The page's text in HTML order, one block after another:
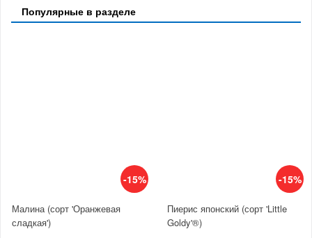
Популярные в разделе
-15%
Малина (сорт 'Оранжевая
сладкая')
-15%
Пиерис японский (сорт 'Little
Goldy'®)